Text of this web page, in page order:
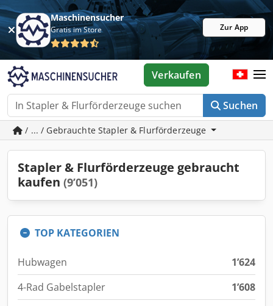
Maschinensucher
Gratis im Store Zur App
Suchen
Verkaufen
/ ... / Gebrauchte Stapler & Flurförderzeuge
Stapler & Flurförderzeuge gebraucht
kaufen (9’051)
TOP KATEGORIEN
Hubwagen
1’624
4-Rad Gabelstapler
1’608